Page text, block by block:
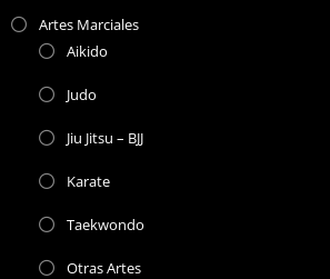
Artes Marciales
Aikido
Judo
Jiu Jitsu – BJJ
Karate
Taekwondo
Otras Artes